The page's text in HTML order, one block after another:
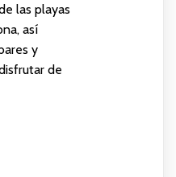
las playas
así
y
de